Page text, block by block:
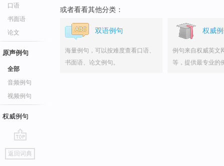
口语
书面语
论文
原声例句
全部
音频例句
视频例句
权威例句
go
top
返回词典
或者看看其他分类：
双语例句
海量例句，可以按难度查看口语、
书面语、论文例句。
权威
例句来自权威英文
等，提供最专业的